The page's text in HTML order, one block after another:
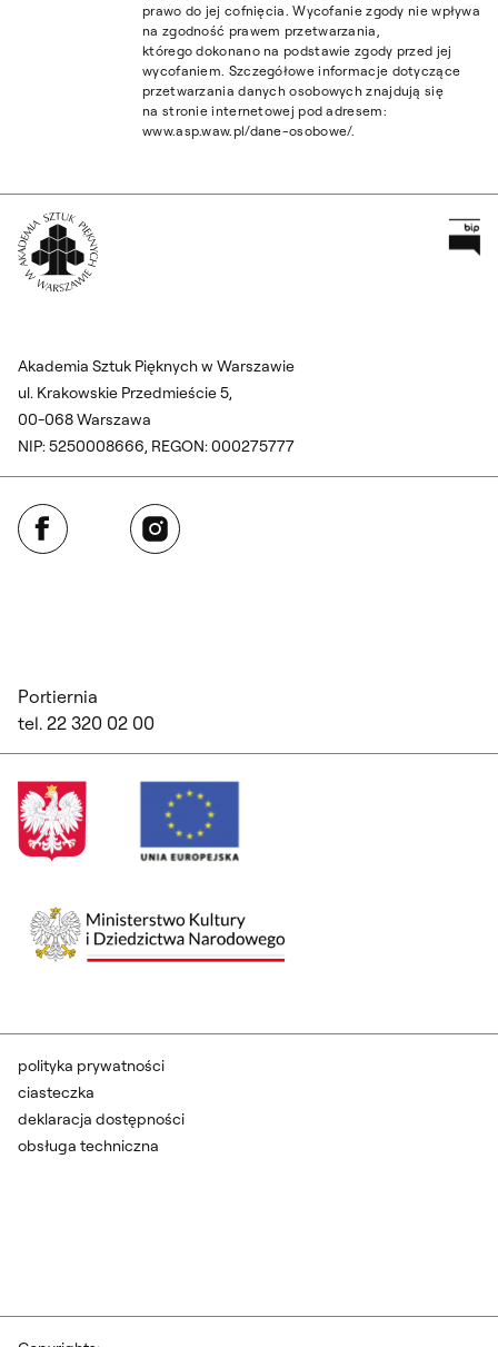
prawo do jej cofnięcia. Wycofanie zgody nie wpływa
na zgodność prawem przetwarzania,
którego dokonano na podstawie zgody przed jej
wycofaniem. Szczegółowe informacje dotyczące
przetwarzania danych osobowych znajdują się
na stronie internetowej pod adresem:
www.asp.waw.pl/dane-osobowe/.
Akademia Sztuk Pięknych w Warszawie
ul. Krakowskie Przedmieście 5,
00-068 Warszawa
NIP: 5250008666, REGON: 000275777
Facebook Instagram
Portiernia
tel. 22 320 02 00
polityka prywatności
ciasteczka
deklaracja dostępności
obsługa techniczna